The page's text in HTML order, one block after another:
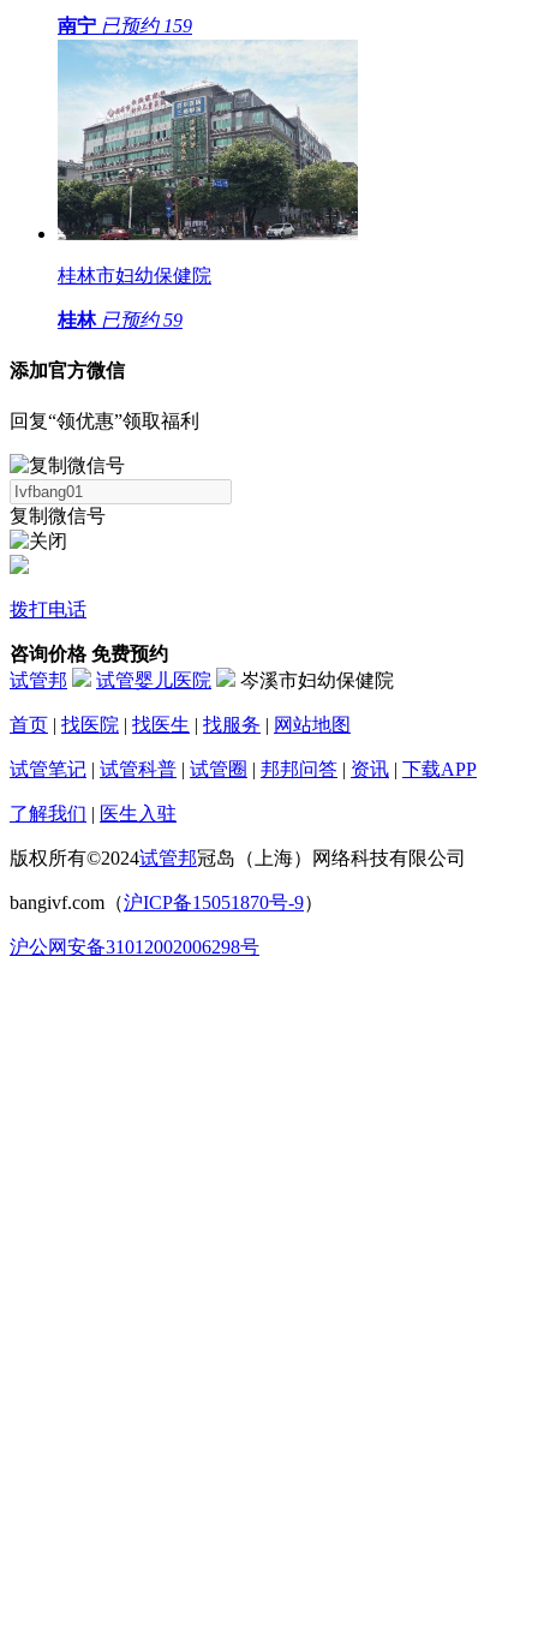
南宁 已预约 159
桂林市妇幼保健院
桂林 已预约 59
添加官方微信
回复“领优惠”领取福利
复制微信号
拨打电话
咨询价格 免费预约
试管邦
试管婴儿医院 岑溪市妇幼保健院
首页 | 找医院 | 找医生 | 找服务 | 网站地图
试管笔记 | 试管科普 | 试管圈 | 邦邦问答 | 资讯 | 下载APP
了解我们 | 医生入驻
版权所有©2024试管邦冠岛（上海）网络科技有限公司
bangivf.com（沪ICP备15051870号-9）
沪公网安备31012002006298号